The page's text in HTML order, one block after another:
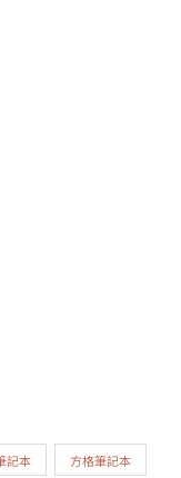
記本 方格筆記本